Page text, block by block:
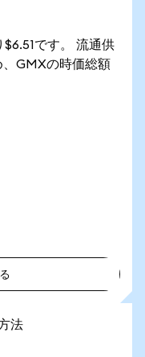
です。 流通供
GMXの時価総額
法